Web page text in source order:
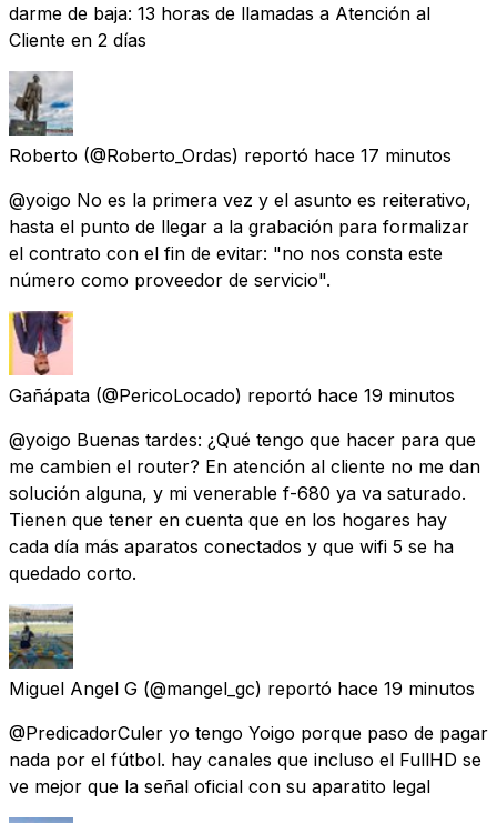
darme de baja: 13 horas de llamadas a Atención al
Cliente en 2 días
Roberto (@Roberto_Ordas) reportó hace 17 minutos
@yoigo No es la primera vez y el asunto es reiterativo,
hasta el punto de llegar a la grabación para formalizar
el contrato con el fin de evitar: "no nos consta este
número como proveedor de servicio".
Gañápata (@PericoLocado) reportó hace 19 minutos
@yoigo Buenas tardes: ¿Qué tengo que hacer para que
me cambien el router? En atención al cliente no me dan
solución alguna, y mi venerable f-680 ya va saturado.
Tienen que tener en cuenta que en los hogares hay
cada día más aparatos conectados y que wifi 5 se ha
quedado corto.
Miguel Angel G (@mangel_gc) reportó hace 19 minutos
@PredicadorCuler yo tengo Yoigo porque paso de pagar
nada por el fútbol. hay canales que incluso el FullHD se
ve mejor que la señal oficial con su aparatito legal